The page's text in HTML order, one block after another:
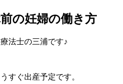
前の妊婦の働き方
法士の三浦です♪
すぐ出産予定です。